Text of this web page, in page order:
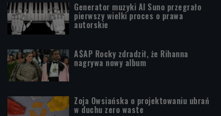
Generator muzyki AI Suno przegrało
pierwszy wielki proces o prawa
autorskie
A$AP Rocky zdradził, że Rihanna
nagrywa nowy album
Zoja Owsiańska o projektowaniu ubrań
w duchu zero waste